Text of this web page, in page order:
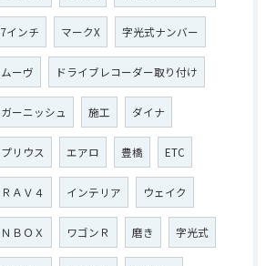
7インチ マークX 字光式ナンバー
ムーヴ ドライブレコーダー取り付け
ガーニッシュ 施工 ダイナ
プリウス エアロ 豊橋 ETC
ＲＡＶ４ インテリア ウェイク
ＮＢＯＸ ワゴンＲ 磨き 字光式